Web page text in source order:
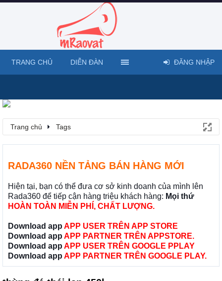
Trang chủ Tags
RADA360 NỀN TẢNG BÁN HÀNG MỚI
Hiện tại, bạn có thể đưa cơ sở kinh doanh của mình lên
Rada360 để tiếp cận hàng triệu khách hàng: Mọi thứ
HOÀN TOÀN MIỄN PHÍ, CHẤT LƯỢNG.
Download app APP USER TRÊN APP STORE
Download app APP PARTNER TRÊN APPSTORE.
Download app APP USER TRÊN GOOGLE PPLAY
Download app APP PARTNER TRÊN GOOGLE PLAY.
TRANG CHỦ DIỄN ĐÀN ĐĂNG NHẬP